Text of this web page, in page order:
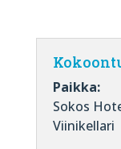
Paikka:
Sokos
Viinikellari